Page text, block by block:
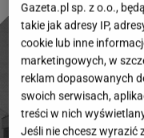
Gazeta.pl sp. z o.o.,
takie jak adresy IP,
cookie lub inne
marketingowych, w
reklam dopasowanych
swoich serwisach,
treści w nich
Jeśli nie chcesz wyrazić